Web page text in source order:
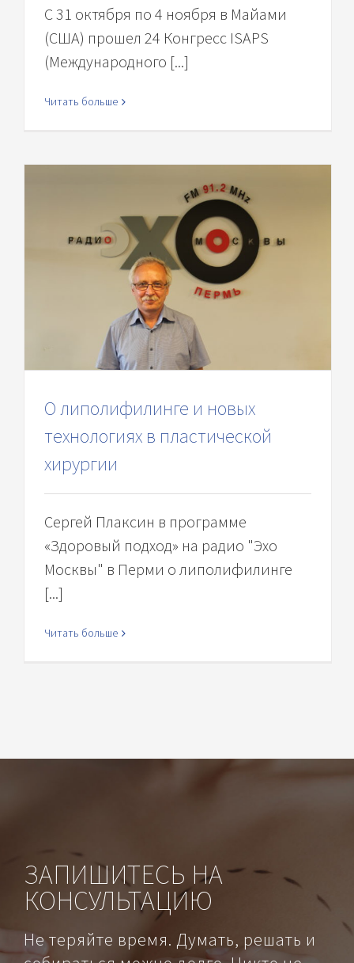
С 31 октября по 4 ноября в Майами
(США) прошел 24 Конгресс ISAPS
(Международного [...]
Читать больше
О липолифилинге и новых
технологиях в пластической
хирургии
Сергей Плаксин в программе
«Здоровый подход» на радио "Эхо
Москвы" в Перми о липолифилинге
[...]
Читать больше
ЗАПИШИТЕСЬ НА
КОНСУЛЬТАЦИЮ
Не теряйте время. Думать, решать и